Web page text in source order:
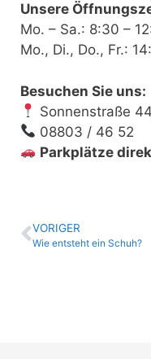
Unsere
Mo. – Sa.: 8:30 –
Mo., Di., Do., Fr.:
Besuchen Sie uns:
Sonnenstraße
08803 / 46 52
Parkplätze
VORIGER
Wie entsteht ein Schuh?